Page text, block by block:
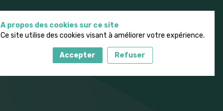
A propos des cookies sur ce site
Ce site utilise des cookies visant à améliorer votre expérience.
Accepter Refuser